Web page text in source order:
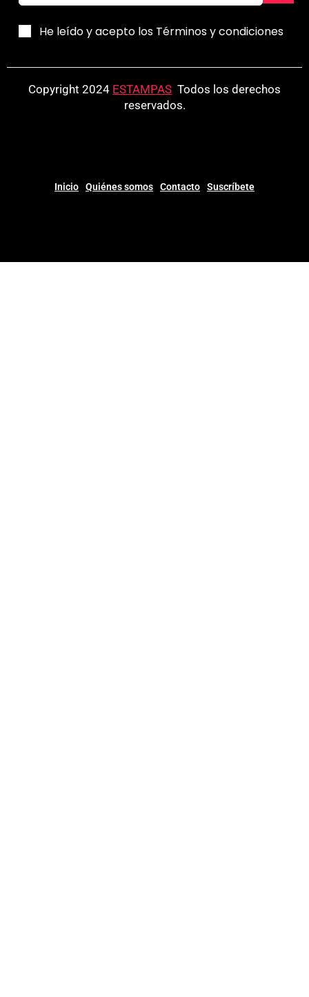
He leído y acepto los Términos y condiciones
Copyright 2024 ESTAMPAS Todos los derechos
reservados.
Inicio Quiénes somos Contacto Suscríbete